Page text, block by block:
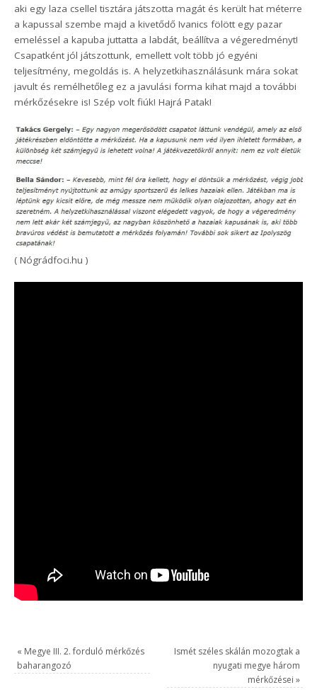
aki egy laza csellel tisztára játszotta magát és került hat méterre
a kapussal szembe majd a kivetődő Ivanics fölött egy pazar
emeléssel a kapuba juttatta a labdát, beállítva a végeredményt!
Csapatként jól játszottunk, emellett volt több jó egyéni
teljesítmény, megoldás is. A helyzetkihasználásunk mára sokat
javult és remélhetőleg ez a javulási forma kihat majd a további
mérkőzésekre is! Szép volt fiúk! Hajrá Patak!
( Nógrádfoci.hu )
« Megye III. 2. forduló mérkőzés
baharangozó
Ismét széles skálán mozogtak a
nyugati megye három
mérkőzései »